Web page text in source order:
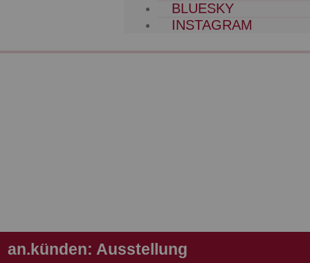
BLUESKY
INSTAGRAM
an.künden: Ausstellung